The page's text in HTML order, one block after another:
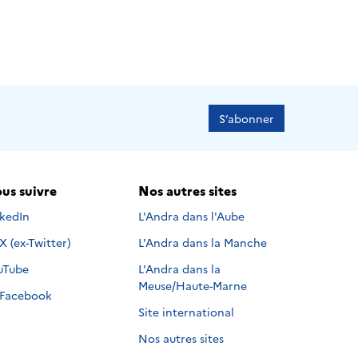
S’abonner
suivre
suivre sur
Nous suivre sur
X (ex-Twitter)
suivre sur
Nous suivre sur
Facebook
Nos autres sites
L'Andra dans l'Aube
L'Andra dans la Manche
L'Andra dans la
Meuse/Haute-Marne
Site international
Nos autres sites